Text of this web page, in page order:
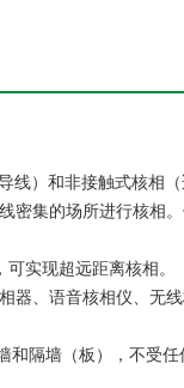
线）和非接触式核相
密集的场所进行核相
实现超远距离核相。
器、语音核相仪、无
和隔墙（板），不受